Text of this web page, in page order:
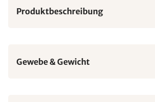
Produktbeschreibung
Gewebe & Gewicht